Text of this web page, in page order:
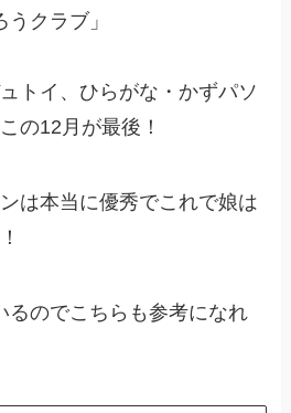
クラブ」
トイ、ひらがな・かずパソ
の12月が最後！
は本当に優秀でこれで娘は
るのでこちらも参考になれ